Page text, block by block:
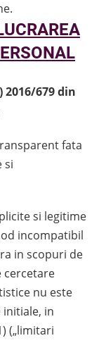
2016/679 din
fata
si
si legitime
incompatibil
in scopuri de
cercetare
nu este
in
(„limitari